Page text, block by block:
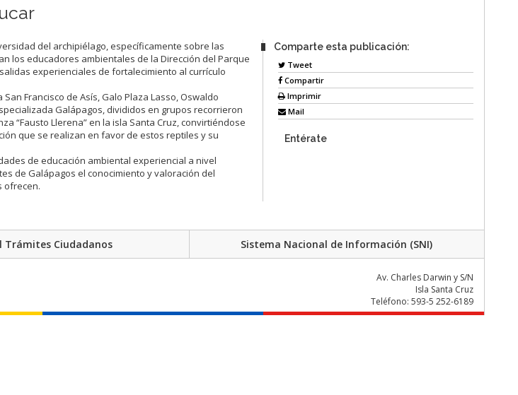
del archipiélago, específicamente sobre las
los educadores ambientales de la Dirección del Parque
experienciales de fortalecimiento al currículo
Francisco de Asís, Galo Plaza Lasso, Oswaldo
Galápagos, divididos en grupos recorrieron
“Fausto Llerena” en la isla Santa Cruz, convirtiéndose
que se realizan en favor de estos reptiles y su
de educación ambiental experiencial a nivel
de Galápagos el conocimiento y valoración del
ofrecen.
Comparte esta publicación:
Tweet
Compartir
Imprimir
Mail
Entérate
Trámites Ciudadanos Sistema Nacional de Información (SNI)
Av. Charles Darwin y S/N
Isla Santa Cruz
Teléfono: 593-5 252-6189